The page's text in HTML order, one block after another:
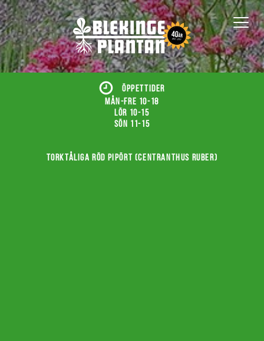
ÖPPETTIDER
Mån-fre 10-18
Lör 10-15
Sön 11-15
Torktåliga röd pipört (Centranthus ruber)